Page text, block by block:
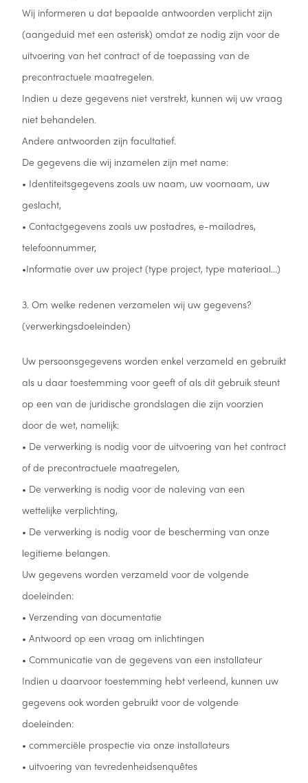
Wij informeren u dat bepaalde antwoorden verplicht zijn
(aangeduid met een asterisk) omdat ze nodig zijn voor de
uitvoering van het contract of de toepassing van de
precontractuele maatregelen.
Indien u deze gegevens niet verstrekt, kunnen wij uw vraag
niet behandelen.
Andere antwoorden zijn facultatief.
De gegevens die wij inzamelen zijn met name:
• Identiteitsgegevens zoals uw naam, uw voornaam, uw
geslacht,
• Contactgegevens zoals uw postadres, e-mailadres,
telefoonnummer,
•Informatie over uw project (type project, type materiaal…)
3. Om welke redenen verzamelen wij uw gegevens?
(verwerkingsdoeleinden)
Uw persoonsgegevens worden enkel verzameld en gebruikt
als u daar toestemming voor geeft of als dit gebruik steunt
op een van de juridische grondslagen die zijn voorzien
door de wet, namelijk:
• De verwerking is nodig voor de uitvoering van het contract
of de precontractuele maatregelen,
• De verwerking is nodig voor de naleving van een
wettelijke verplichting,
• De verwerking is nodig voor de bescherming van onze
legitieme belangen.
Uw gegevens worden verzameld voor de volgende
doeleinden:
• Verzending van documentatie
• Antwoord op een vraag om inlichtingen
• Communicatie van de gegevens van een installateur
Indien u daarvoor toestemming hebt verleend, kunnen uw
gegevens ook worden gebruikt voor de volgende
doeleinden:
• commerciële prospectie via onze installateurs
• uitvoering van tevredenheidsenquêtes